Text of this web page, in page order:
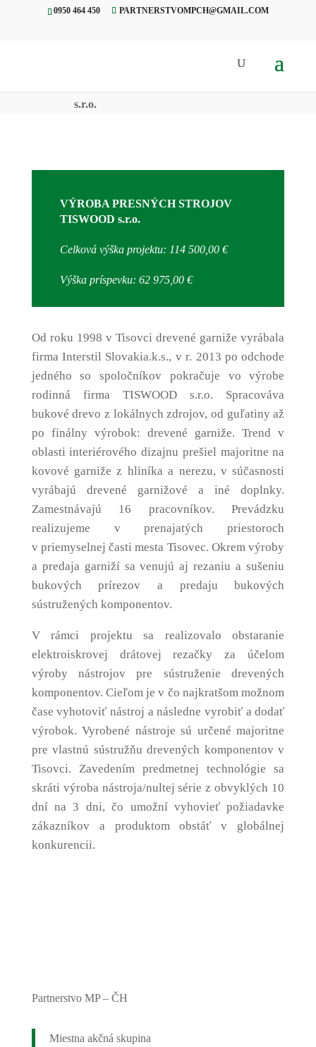
0950 464 450 PARTNERSTVOMPCH@GMAIL.COM
s.r.o.
VÝROBA PRESNÝCH STROJOV
TISWOOD s.r.o.
Celková výška projektu: 114 500,00 €
Výška príspevku: 62 975,00 €
Od roku 1998 v Tisovci drevené garniže vyrábala
firma Interstil Slovakia.k.s., v r. 2013 po odchode
jedného so spoločníkov pokračuje vo výrobe
rodinná firma TISWOOD s.r.o. Spracováva
bukové drevo z lokálnych zdrojov, od guľatiny až
po finálny výrobok: drevené garniže. Trend v
oblasti interiérového dizajnu prešiel majoritne na
kovové garniže z hliníka a nerezu, v súčasnosti
vyrábajú drevené garnižové a iné doplnky.
Zamestnávajú 16 pracovníkov. Prevádzku
realizujeme v prenajatých priestoroch
v priemyselnej časti mesta Tisovec. Okrem výroby
a predaja garniží sa venujú aj rezaniu a sušeniu
bukových prírezov a predaju bukových
sústružených komponentov.
V rámci projektu sa realizovalo obstaranie
elektroiskrovej drátovej rezačky za účelom
výroby nástrojov pre sústruženie drevených
komponentov. Cieľom je v čo najkratšom možnom
čase vyhotoviť nástroj a následne vyrobiť a dodať
výrobok. Vyrobené nástroje sú určené majoritne
pre vlastnú sústružňu drevených komponentov v
Tisovci. Zavedením predmetnej technológie sa
skráti výroba nástroja/nultej série z obvyklých 10
dní na 3 dni, čo umožní vyhovieť požiadavke
zákazníkov a produktom obstáť v globálnej
konkurencii.
Partnerstvo MP – ČH
Miestna akčná skupina